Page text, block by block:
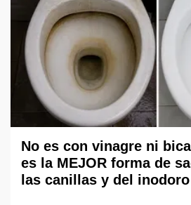
No es con vinagre ni
es la MEJOR forma de
las canillas y del inodoro